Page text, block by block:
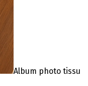
Album photo tissu